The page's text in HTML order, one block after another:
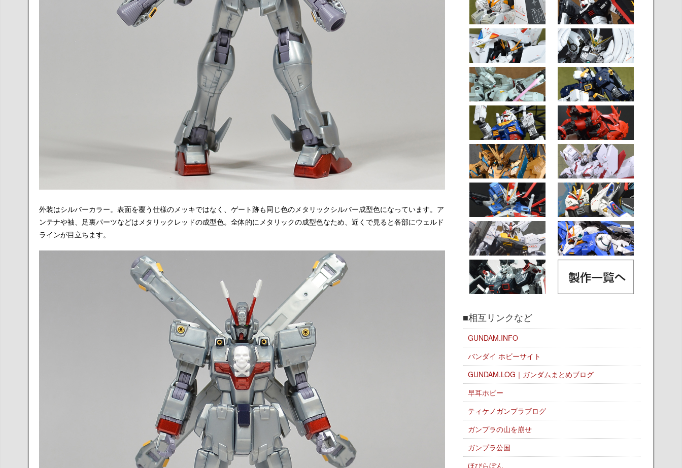
外装はシルバーカラー。表面を覆う仕様のメッキではなく、ゲート跡も同じ色のメタリックシルバー成型色になっています。ア
ンテナや袖、足裏パーツなどはメタリックレッドの成型色。全体的にメタリックの成型色なため、近くで見ると各部にウェルド
ラインが目立ちます。
■相互リンクなど
GUNDAM.INFO
バンダイ ホビーサイト
GUNDAM.LOG｜ガンダムまとめブログ
早耳ホビー
ティケノガンプラブログ
ガンプラの山を崩せ
ガンプラ公国
ほびらぼん